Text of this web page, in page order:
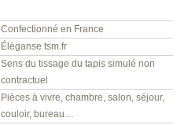
Confectionné en France
Éléganse tsm.fr
Sens du tissage du tapis simulé non
contractuel
Pièces à vivre, chambre, salon, séjour,
couloir, bureau…